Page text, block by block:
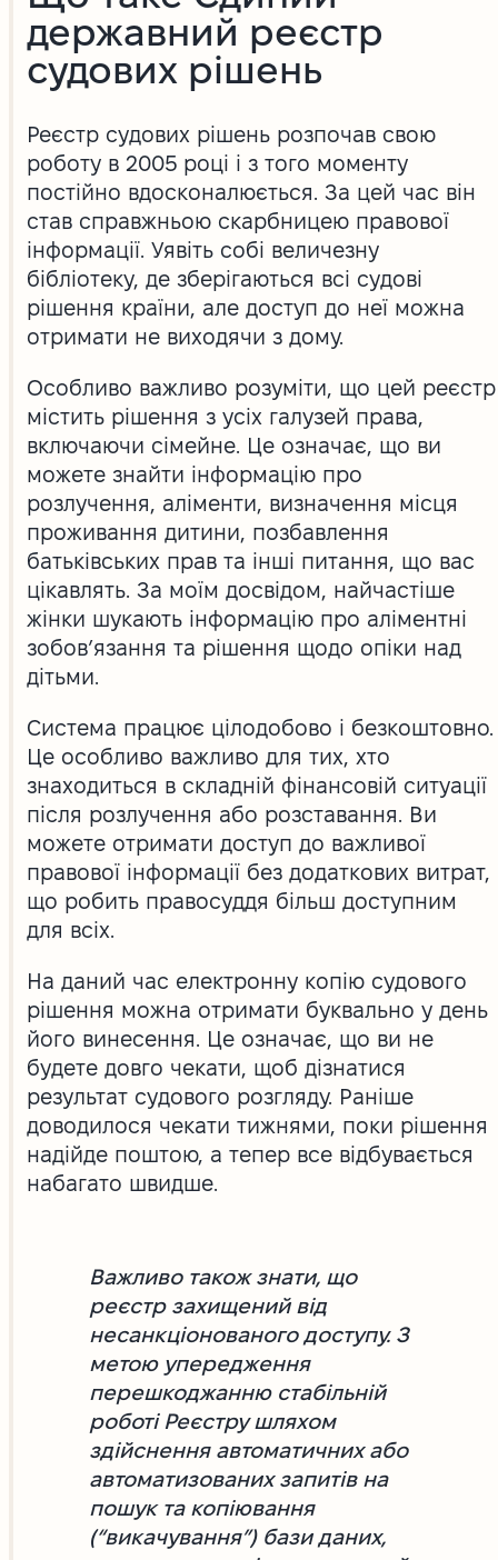
державний реєстр
судових рішень
Реєстр судових рішень розпочав свою
роботу в 2005 році і з того моменту
постійно вдосконалюється. За цей час він
став справжньою скарбницею правової
інформації. Уявіть собі величезну
бібліотеку, де зберігаються всі судові
рішення країни, але доступ до неї можна
отримати не виходячи з дому.
Особливо важливо розуміти, що цей реєстр
містить рішення з усіх галузей права,
включаючи сімейне. Це означає, що ви
можете знайти інформацію про
розлучення, аліменти, визначення місця
проживання дитини, позбавлення
батьківських прав та інші питання, що вас
цікавлять. За моїм досвідом, найчастіше
жінки шукають інформацію про аліментні
зобов’язання та рішення щодо опіки над
дітьми.
Система працює цілодобово і безкоштовно.
Це особливо важливо для тих, хто
знаходиться в складній фінансовій ситуації
після розлучення або розставання. Ви
можете отримати доступ до важливої
правової інформації без додаткових витрат,
що робить правосуддя більш доступним
для всіх.
На даний час електронну копію судового
рішення можна отримати буквально у день
його винесення. Це означає, що ви не
будете довго чекати, щоб дізнатися
результат судового розгляду. Раніше
доводилося чекати тижнями, поки рішення
надійде поштою, а тепер все відбувається
набагато швидше.
Важливо також знати, що
реєстр захищений від
несанкціонованого доступу. З
метою упередження
перешкоджанню стабільній
роботі Реєстру шляхом
здійснення автоматичних або
автоматизованих запитів на
пошук та копіювання
(“викачування”) бази даних,